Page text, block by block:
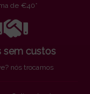
de €40*
sem custos
nós trocamos